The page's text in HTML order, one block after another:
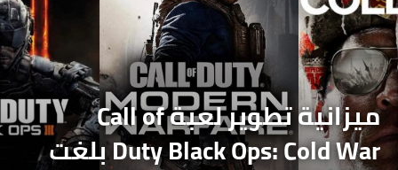
ميزانية تطوير لعبة Call of
Duty Black Ops: Cold War بلغت